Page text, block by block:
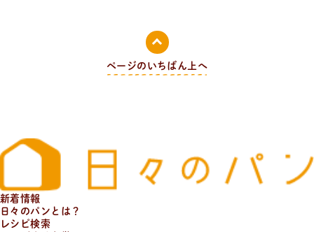
ページのいちばん上へ
新着情報
日々のパンとは？
レシピ検索